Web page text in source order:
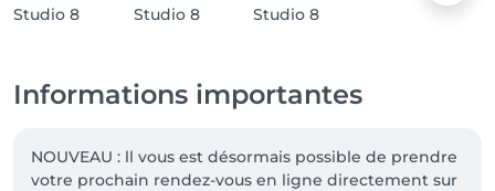
Informations importantes
NOUVEAU : ll vous est désormais possible de prendre
votre prochain rendez-vous en ligne directement sur